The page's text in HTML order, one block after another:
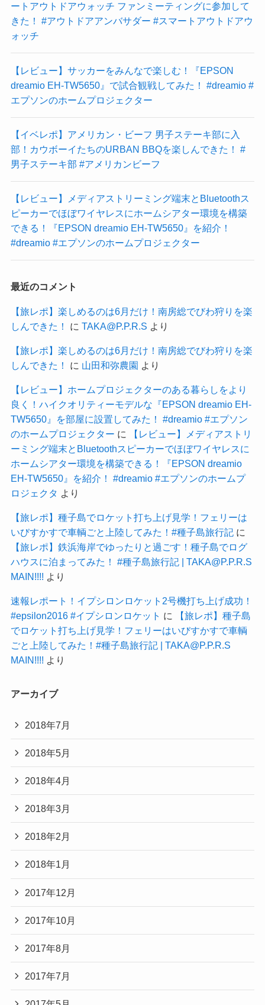
ートアウトドアウォッチ ファンミーティングに参加して
きた！ #アウトドアアンバサダー #スマートアウトドアウ
ォッチ
【レビュー】サッカーをみんなで楽しむ！『EPSON
dreamio EH-TW5650』で試合観戦してみた！ #dreamio #
エプソンのホームプロジェクター
【イベレポ】アメリカン・ビーフ 男子ステーキ部に入
部！カウボーイたちのURBAN BBQを楽しんできた！ #
男子ステーキ部 #アメリカンビーフ
【レビュー】メディアストリーミング端末とBluetoothス
ピーカーでほぼワイヤレスにホームシアター環境を構築
できる！『EPSON dreamio EH-TW5650』を紹介！
#dreamio #エプソンのホームプロジェクター
最近のコメント
【旅レポ】楽しめるのは6月だけ！南房総でびわ狩りを楽
しんできた！
に TAKA@P.P.R.S より
【旅レポ】楽しめるのは6月だけ！南房総でびわ狩りを楽
しんできた！
に 山田和弥農園 より
【レビュー】ホームプロジェクターのある暮らしをより
良く！ハイクオリティーモデルな『EPSON dreamio EH-
TW5650』を部屋に設置してみた！ #dreamio #エプソン
のホームプロジェクター に
【レビュー】メディアストリ
ーミング端末とBluetoothスピーカーでほぼワイヤレスに
ホームシアター環境を構築できる！『EPSON dreamio
EH-TW5650』を紹介！ #dreamio #エプソンのホームプ
ロジェクタ より
【旅レポ】種子島でロケット打ち上げ見学！フェリーは
いびすかすで車輌ごと上陸してみた！#種子島旅行記に
【旅レポ】鉄浜海岸でゆったりと過ごす！種子島でログ
ハウスに泊まってみた！ #種子島旅行記 | TAKA@P.P.R.S
MAIN!!!! より
速報レポート！イプシロンロケット2号機打ち上げ成功！
#epsilon2016 #イプシロンロケット に
【旅レポ】種子島
でロケット打ち上げ見学！フェリーはいびすかすで車輌
ごと上陸してみた！#種子島旅行記 | TAKA@P.P.R.S
MAIN!!!! より
アーカイブ
2018年7月
2018年5月
2018年4月
2018年3月
2018年2月
2018年1月
2017年12月
2017年10月
2017年8月
2017年7月